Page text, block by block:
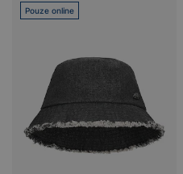
Pouze online